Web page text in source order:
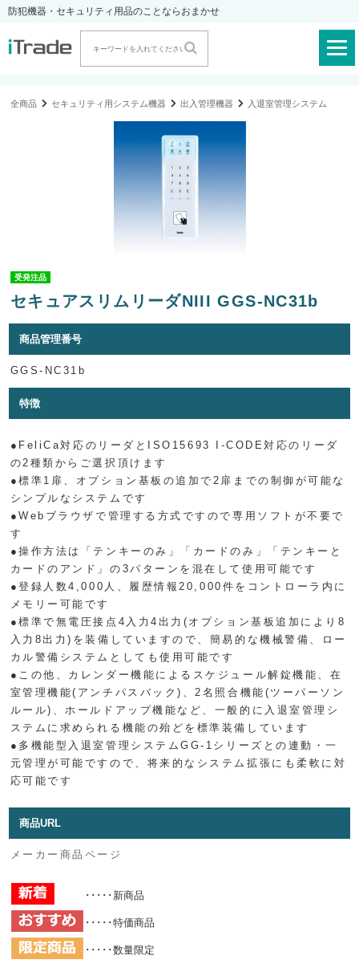
防犯機器・セキュリティ用品のことならおまかせ
全商品 セキュリティ用システム機器 出入管理機器 入退室管理システム
受発注品
セキュアスリムリーダNIII GGS-NC31b
商品管理番号
GGS-NC31b
特徴
●FeliCa対応のリーダとISO15693 I-CODE対応のリーダ
の2種類からご選択頂けます
●標準1扉、オプション基板の追加で2扉までの制御が可能な
シンプルなシステムです
●Webブラウザで管理する方式ですので専用ソフトが不要で
す
●操作方法は「テンキーのみ」「カードのみ」「テンキーと
カードのアンド」の3パターンを混在して使用可能です
●登録人数4,000人、履歴情報20,000件をコントローラ内に
メモリー可能です
●標準で無電圧接点4入力4出力(オプション基板追加により8
入力8出力)を装備していますので、簡易的な機械警備、ロー
カル警備システムとしても使用可能です
●この他、カレンダー機能によるスケジュール解錠機能、在
室管理機能(アンチパスバック)、2名照合機能(ツーパーソン
ルール)、ホールドアップ機能など、一般的に入退室管理シ
ステムに求められる機能の殆どを標準装備しています
●多機能型入退室管理システムGG-1シリーズとの連動・一
元管理が可能ですので、将来的なシステム拡張にも柔軟に対
応可能です
商品URL
メーカー商品ページ
･････新商品
･････特価商品
･････数量限定